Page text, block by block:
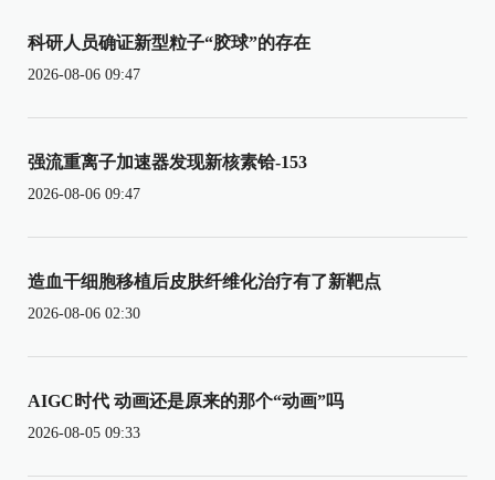
科研人员确证新型粒子“胶球”的存在
2026-08-06 09:47
强流重离子加速器发现新核素铪-153
2026-08-06 09:47
造血干细胞移植后皮肤纤维化治疗有了新靶点
2026-08-06 02:30
AIGC时代 动画还是原来的那个“动画”吗
2026-08-05 09:33